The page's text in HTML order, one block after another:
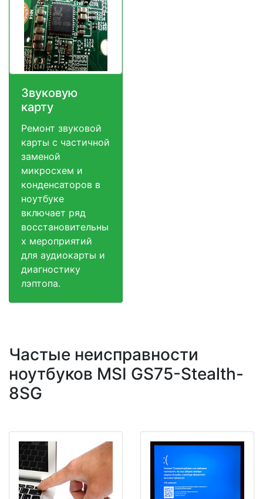
Звуковую
карту
Ремонт звуковой
карты с частичной
заменой
микросхем и
конденсаторов в
ноутбуке
включает ряд
восстановительны
х мероприятий
для аудиокарты и
диагностику
лэптопа.
Частые неисправности
ноутбуков MSI GS75-Stealth-
8SG